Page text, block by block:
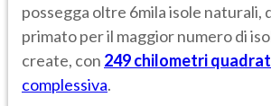
possegga oltre 6mila isole naturali,
primato per il maggior numero di
create, con 249 chilometri
complessiva.